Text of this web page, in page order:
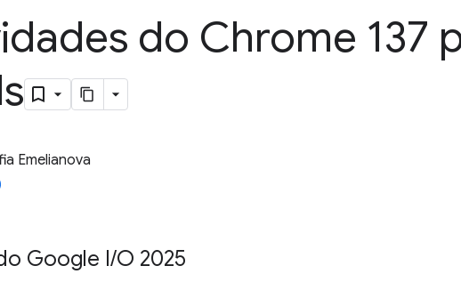
do Chrome 137
Emelianova
Google I/O 2025